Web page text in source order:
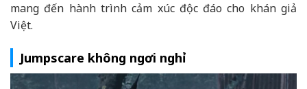
mang đến hành trình cảm xúc độc đáo cho khán giả
Việt.
Jumpscare không ngơi nghỉ